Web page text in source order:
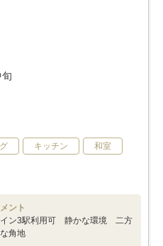
キッチン 和室
ント
イン3駅利用可 静かな環境 二方
角地